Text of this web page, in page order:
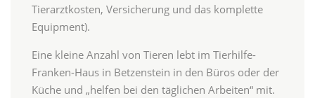
Tierarztkosten, Versicherung und das komplette
Equipment).
Eine kleine Anzahl von Tieren lebt im Tierhilfe-
Franken-Haus in Betzenstein in den Büros oder der
Küche und „helfen bei den täglichen Arbeiten“ mit.